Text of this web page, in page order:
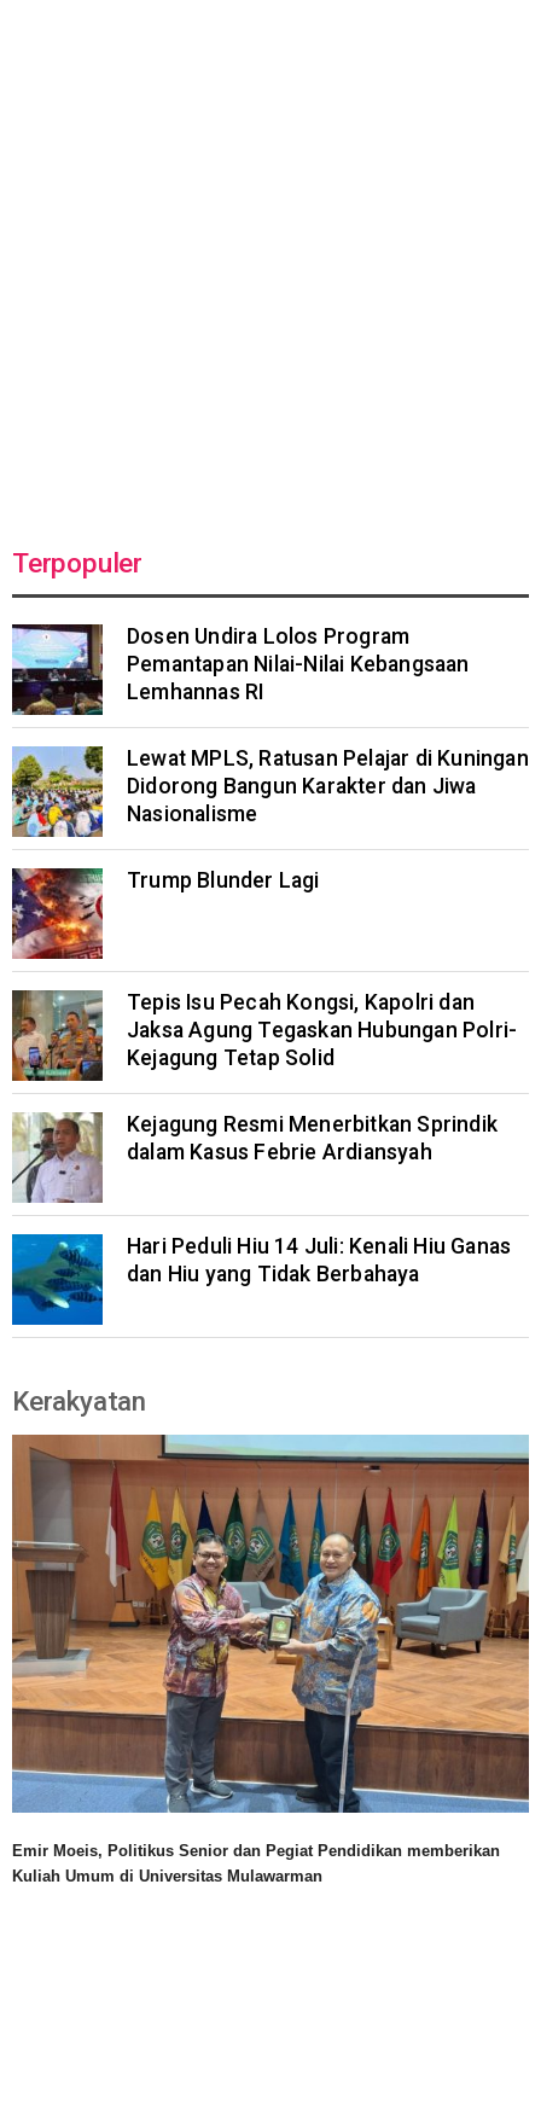
Terpopuler
Dosen Undira Lolos Program
Pemantapan Nilai-Nilai Kebangsaan
Lemhannas RI
Lewat MPLS, Ratusan Pelajar di Kuningan
Didorong Bangun Karakter dan Jiwa
Nasionalisme
Trump Blunder Lagi
Tepis Isu Pecah Kongsi, Kapolri dan
Jaksa Agung Tegaskan Hubungan Polri-
Kejagung Tetap Solid
Kejagung Resmi Menerbitkan Sprindik
dalam Kasus Febrie Ardiansyah
Hari Peduli Hiu 14 Juli: Kenali Hiu Ganas
dan Hiu yang Tidak Berbahaya
Kerakyatan
Emir Moeis, Politikus Senior dan Pegiat Pendidikan memberikan
Kuliah Umum di Universitas Mulawarman